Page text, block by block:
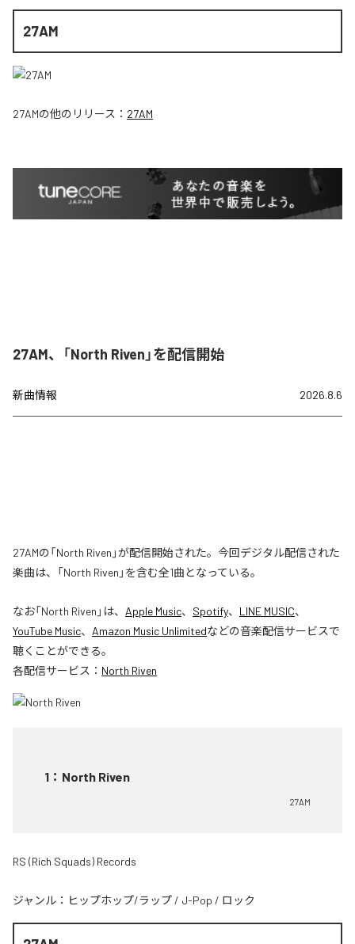
27AM
27AMの他のリリース： 27AM
27AM、「North Riven」を配信開始
新曲情報 2026.8.6
27AMの「North Riven」が配信開始された。今回デジタル配信された
楽曲は、「North Riven」を含む全1曲となっている。
なお「North Riven 」は、 Apple Music、 Spotify、 LINE MUSIC、
YouTube Music、 Amazon Music Unlimitedなどの音楽配信サービスで
聴くことができる。
各配信サービス： North Riven
1 ： North Riven
27AM
RS (Rich Squads) Records
ジャンル： ヒップホップ/ラップ / J-Pop / ロック